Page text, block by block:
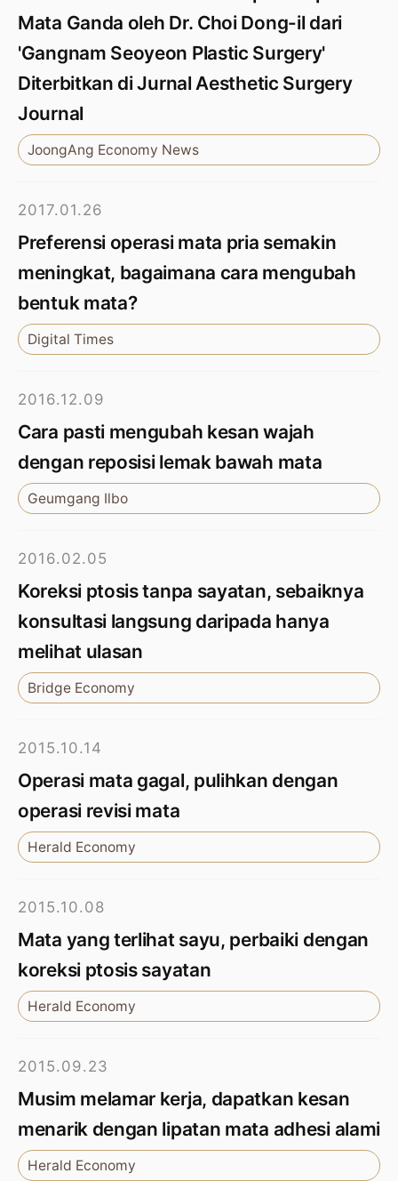
Mata Ganda oleh Dr. Choi Dong-il dari
'Gangnam Seoyeon Plastic Surgery'
Diterbitkan di Jurnal Aesthetic Surgery
Journal
JoongAng Economy News
2017.01.26
Preferensi operasi mata pria semakin
meningkat, bagaimana cara mengubah
bentuk mata?
Digital Times
2016.12.09
Cara pasti mengubah kesan wajah
dengan reposisi lemak bawah mata
Geumgang Ilbo
2016.02.05
Koreksi ptosis tanpa sayatan, sebaiknya
konsultasi langsung daripada hanya
melihat ulasan
Bridge Economy
2015.10.14
Operasi mata gagal, pulihkan dengan
operasi revisi mata
Herald Economy
2015.10.08
Mata yang terlihat sayu, perbaiki dengan
koreksi ptosis sayatan
Herald Economy
2015.09.23
Musim melamar kerja, dapatkan kesan
menarik dengan lipatan mata adhesi alami
Herald Economy